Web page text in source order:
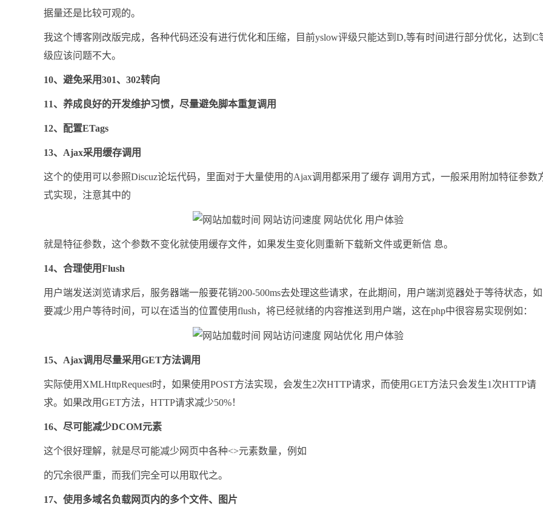
据量还是比较可观的。
我这个博客刚改版完成，各种代码还没有进行优化和压缩，目前yslow评级只能达到D,等有时间进行部分优化，达到C
级应该问题不大。
10、避免采用301、302转向
11、养成良好的开发维护习惯，尽量避免脚本重复调用
12、配置ETags
13、Ajax采用缓存调用
这个的使用可以参照Discuz论坛代码，里面对于大量使用的Ajax调用都采用了缓存 调用方式，一般采用附加特征参数
式实现，注意其中的
就是特征参数，这个参数不变化就使用缓存文件，如果发生变化则重新下载新文件或更新信 息。
14、合理使用Flush
用户端发送浏览请求后，服务器端一般要花销200-500ms去处理这些请求，在此期间，用户端浏览器处于等待状态，
要减少用户等待时间，可以在适当的位置使用flush，将已经就绪的内容推送到用户端，这在php中很容易实现例如：
15、Ajax调用尽量采用GET方法调用
实际使用XMLHttpRequest时，如果使用POST方法实现，会发生2次HTTP请求，而使用GET方法只会发生1次HTTP请
求。如果改用GET方法，HTTP请求减少50%！
16、尽可能减少DCOM元素
这个很好理解，就是尽可能减少网页中各种<>元素数量，例如
的冗余很严重，而我们完全可以用取代之。
17、使用多域名负载网页内的多个文件、图片